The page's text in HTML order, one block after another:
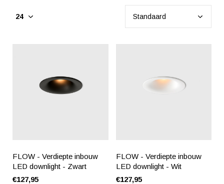
FLOW - Verdiepte inbouw
LED downlight - Zwart
€127,95
FLOW - Verdiepte inbouw
LED downlight - Wit
€127,95